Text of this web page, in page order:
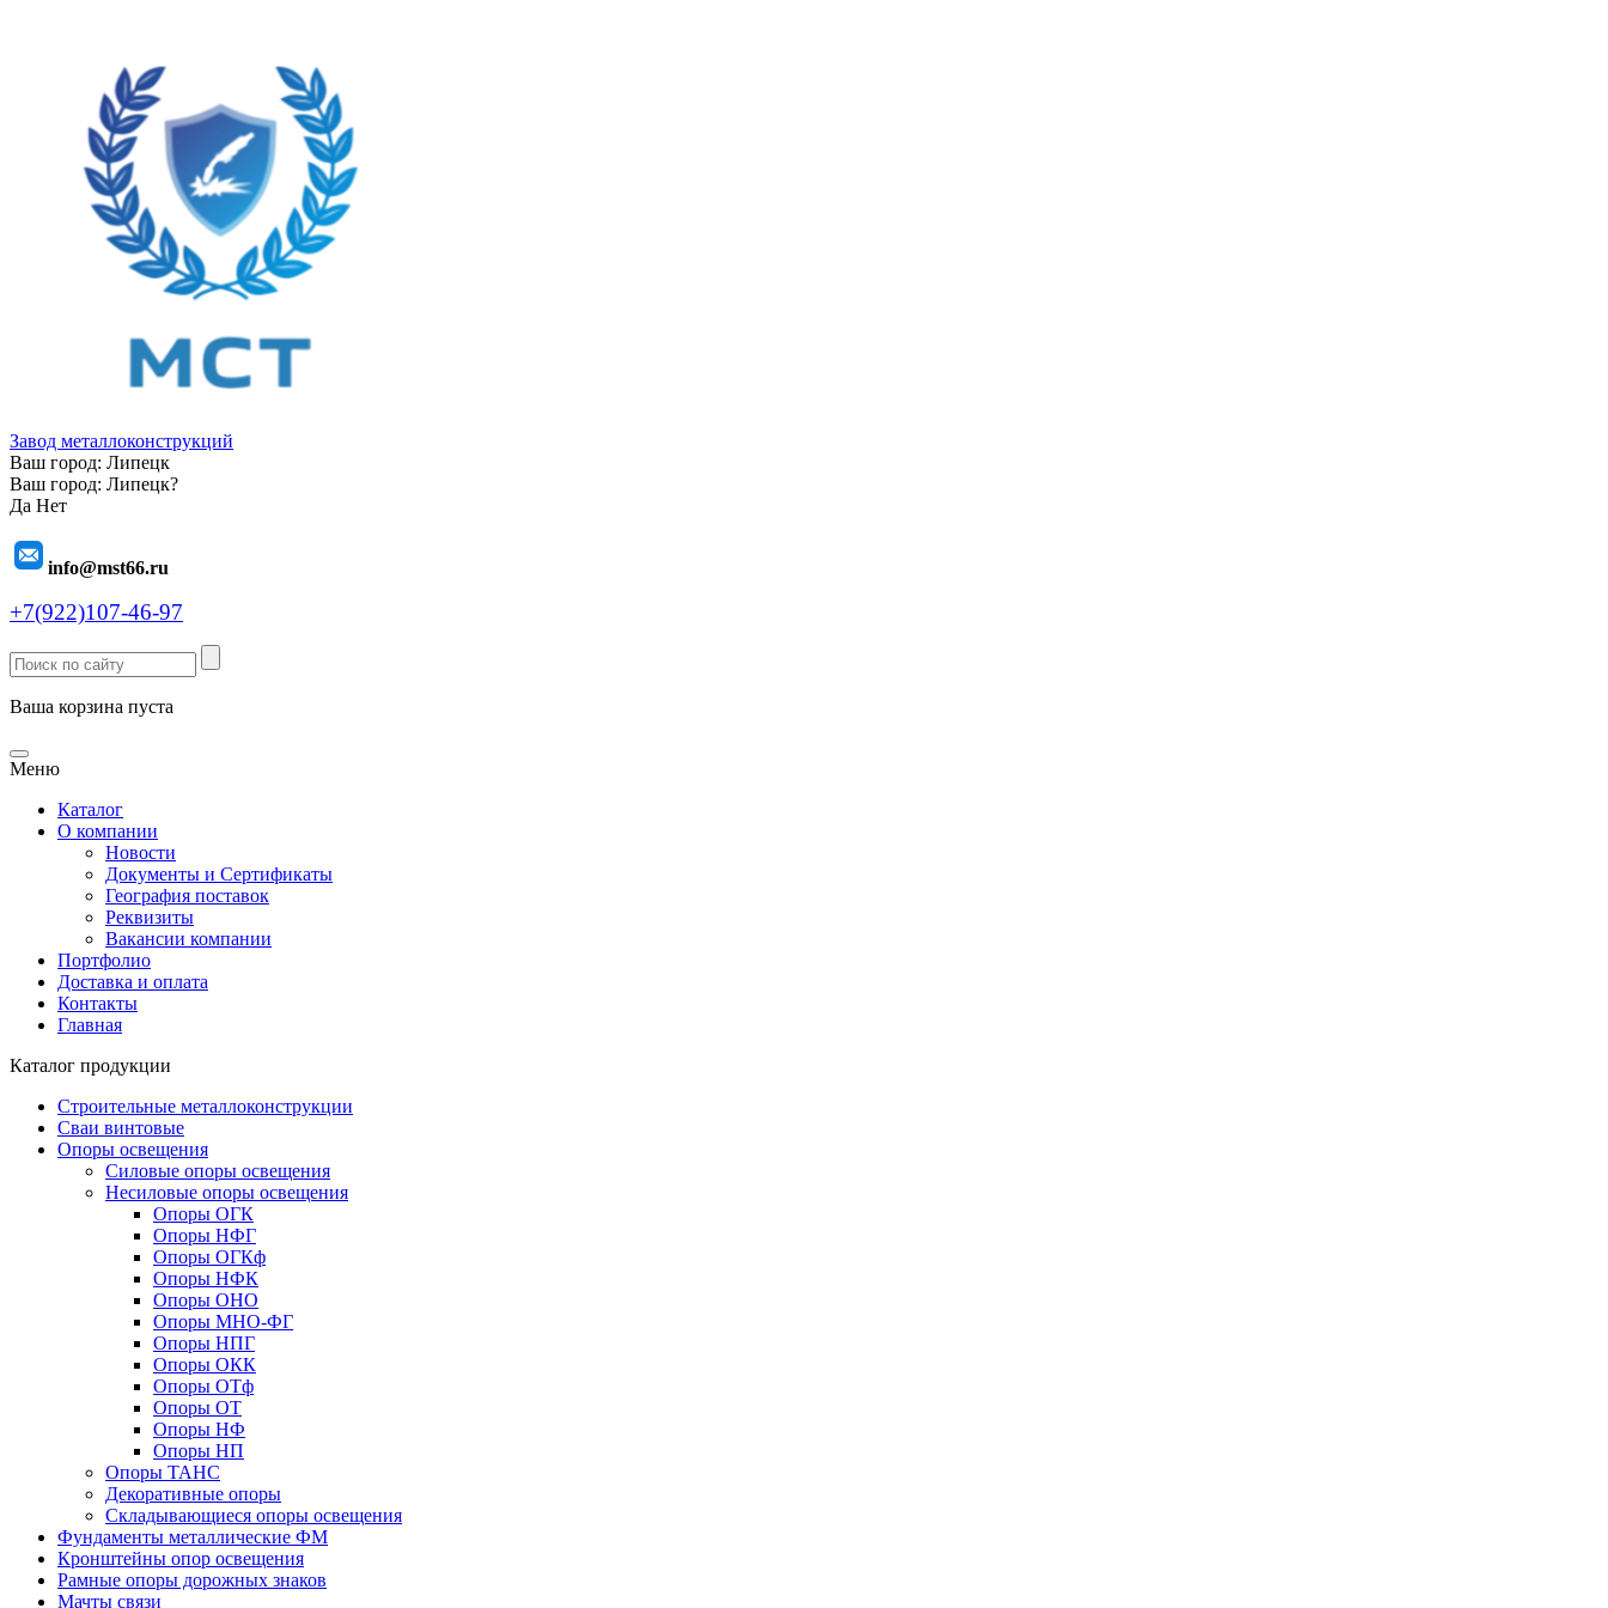
Завод металлоконструкций
Ваш город: Липецк
Ваш город: Липецк?
Да Нет
info@mst66.ru
+7(922)107-46-97
Ваша корзина пуста
Меню
Каталог
О компании
Новости
Документы и Сертификаты
География поставок
Реквизиты
Вакансии компании
Портфолио
Доставка и оплата
Контакты
Главная
Каталог продукции
Строительные металлоконструкции
Сваи винтовые
Опоры освещения
Силовые опоры освещения
Несиловые опоры освещения
Опоры ОГК
Опоры НФГ
Опоры ОГКф
Опоры НФК
Опоры ОНО
Опоры МНО-ФГ
Опоры НПГ
Опоры ОКК
Опоры ОТф
Опоры ОТ
Опоры НФ
Опоры НП
Опоры ТАНС
Декоративные опоры
Складывающиеся опоры освещения
Фундаменты металлические ФМ
Кронштейны опор освещения
Рамные опоры дорожных знаков
Мачты связи